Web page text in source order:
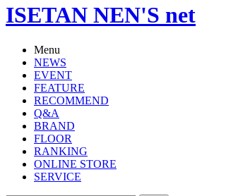
ISETAN NEN'S net
Menu
NEWS
EVENT
FEATURE
RECOMMEND
Q&A
BRAND
FLOOR
RANKING
ONLINE STORE
SERVICE